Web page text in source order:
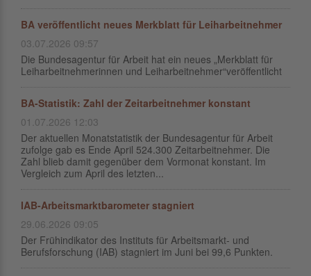
BA veröffentlicht neues Merkblatt für Leiharbeitnehmer
03.07.2026 09:57
Die Bundesagentur für Arbeit hat ein neues „Merkblatt für
Leiharbeitnehmerinnen und Leiharbeitnehmer“veröffentlicht
BA-Statistik: Zahl der Zeitarbeitnehmer konstant
01.07.2026 12:03
Der aktuellen Monatstatistik der Bundesagentur für Arbeit
zufolge gab es Ende April 524.300 Zeitarbeitnehmer. Die
Zahl blieb damit gegenüber dem Vormonat konstant. Im
Vergleich zum April des letzten...
IAB-Arbeitsmarktbarometer stagniert
29.06.2026 09:05
Der Frühindikator des Instituts für Arbeitsmarkt- und
Berufsforschung (IAB) stagniert im Juni bei 99,6 Punkten.